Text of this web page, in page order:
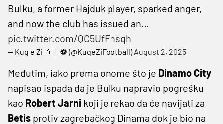
Bulku, a former Hajduk player, sparked anger,
and now the club has issued an…
pic.twitter.com/QC5UfFnsqh
— Kuq e Zi 🇦🇱⚽️ (@KuqeZiFootball)August 2, 2025
Međutim, iako prema onome što je Dinamo City
napisao ispada da je Bulku napravio pogrešku
kao Robert Jarni koji je rekao da će navijati za
Betis protiv zagrebačkog Dinama dok je bio na